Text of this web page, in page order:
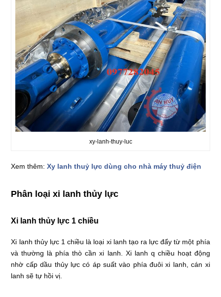
xy-lanh-thuy-luc
Xem thêm:Xy lanh thuỷ lực dùng cho nhà máy thuỷ điện
Phân loại xi lanh thủy lực
Xi lanh thủy lực 1 chiều
Xi lanh thủy lực 1 chiều là loại xi lanh tạo ra lực đẩy từ một phía
và thường là phía thò cần xi lanh. Xi lanh q chiều hoạt động
nhờ cấp dầu thủy lực có áp suất vào phía đuôi xi lanh, cán xi
lanh sẽ tự hồi vị.